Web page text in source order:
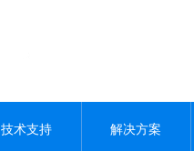
技术支持 解决方案